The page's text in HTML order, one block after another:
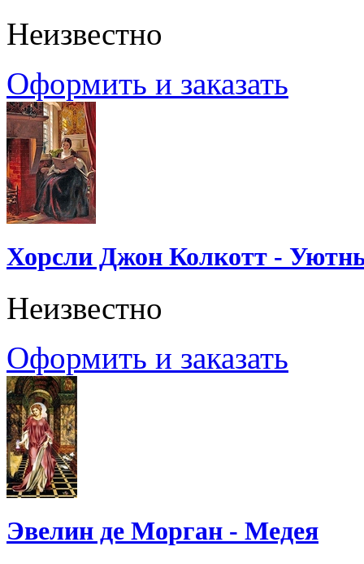
Неизвестно
Оформить и заказать
Хорсли Джон Колкотт -
Неизвестно
Оформить и заказать
Эвелин де Морган - Медея